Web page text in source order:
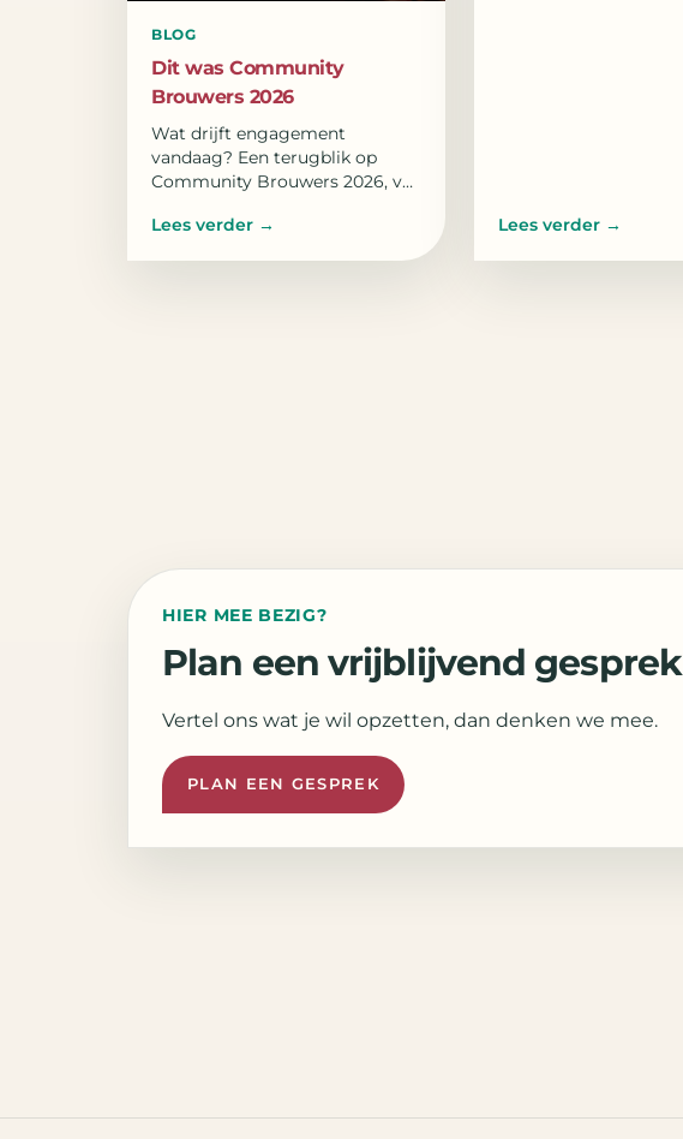
BLOG
Dit was Community
Brouwers 2026
Wat drijft engagement
vandaag? Een terugblik op
Community Brouwers 2026, vol
inspiratie over betrokkenheid.
Lees verder → Lees verder →
HIER MEE BEZIG?
Plan een vrijblijvend gesprek
Vertel ons wat je wil opzetten, dan denken we mee.
PLAN EEN GESPREK